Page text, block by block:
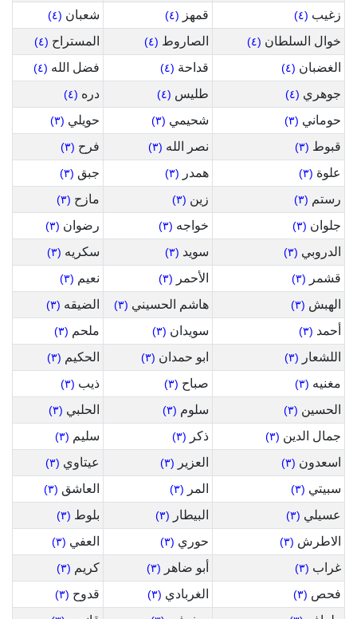
زغيب (٤) قمهز (٤) شعبان (٤)
خوال السلطان (٤) الصاروط (٤) المستراح (٤)
الغضبان (٤) قداحة (٤) فضل الله (٤)
جوهري (٤) طليس (٤) دره (٤)
حوماني (٣) شحيمي (٣) حويلي (٣)
قبوط (٣) نصر الله (٣) فرح (٣)
علوة (٣) همدر (٣) جبق (٣)
رستم (٣) زين (٣) مازح (٣)
جلوان (٣) خواجه (٣) رضوان (٣)
الدروبي (٣) سويد (٣) سكريه (٣)
قشمر (٣) الأحمر (٣) نعيم (٣)
الهبش (٣) هاشم الحسيني (٣) الضيقه (٣)
أحمد (٣) سويدان (٣) ملحم (٣)
اللشعار (٣) ابو حمدان (٣) الحكيم (٣)
مغنيه (٣) صباح (٣) ذيب (٣)
الحسين (٣) سلوم (٣) الحلبي (٣)
جمال الدين (٣) ذكر (٣) سليم (٣)
اسعدون (٣) العزير (٣) عيتاوي (٣)
سبيتي (٣) المر (٣) العاشق (٣)
عسيلي (٣) البيطار (٣) بلوط (٣)
الاطرش (٣) حوري (٣) العفي (٣)
غراب (٣) أبو ضاهر (٣) كريم (٣)
فحص (٣) الغربادي (٣) قدوح (٣)